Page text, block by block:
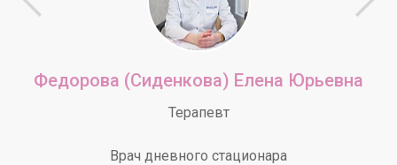
Федорова (Сиденкова) Елена Юрьевна
Терапевт
Врач дневного стационара